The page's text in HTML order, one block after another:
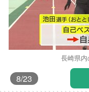
長崎県
8/23